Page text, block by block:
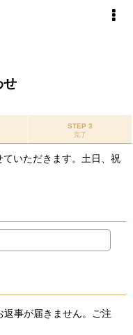
せ
STEP 3
完了
いただきます。土日、祝
返事が届きません。ご注